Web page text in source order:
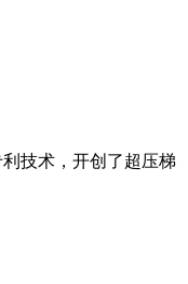
技术，开创了超压梯